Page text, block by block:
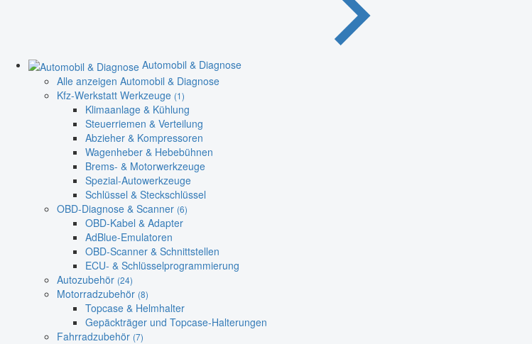
Automobil & Diagnose
Alle anzeigen Automobil & Diagnose
Kfz-Werkstatt Werkzeuge (1)
Klimaanlage & Kühlung
Steuerriemen & Verteilung
Abzieher & Kompressoren
Wagenheber & Hebebühnen
Brems- & Motorwerkzeuge
Spezial-Autowerkzeuge
Schlüssel & Steckschlüssel
OBD-Diagnose & Scanner (6)
OBD-Kabel & Adapter
AdBlue-Emulatoren
OBD-Scanner & Schnittstellen
ECU- & Schlüsselprogrammierung
Autozubehör (24)
Motorradzubehör (8)
Topcase & Helmhalter
Gepäckträger und Topcase-Halterungen
Fahrradzubehör (7)